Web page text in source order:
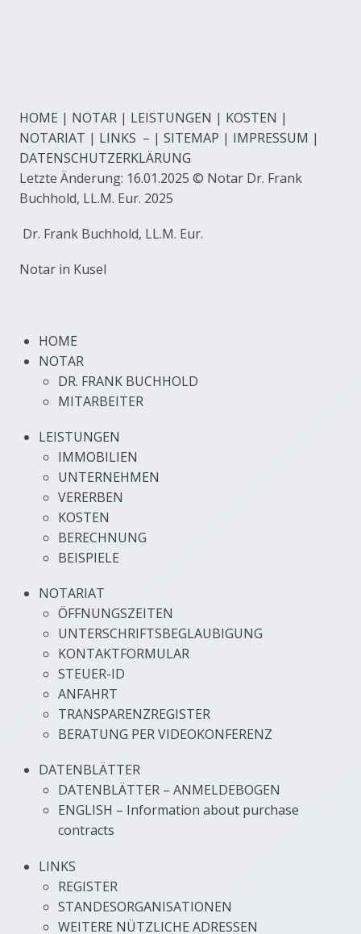
HOME | NOTAR | LEISTUNGEN | KOSTEN |
NOTARIAT | LINKS – | SITEMAP | IMPRESSUM |
DATENSCHUTZERKLÄRUNG
Letzte Änderung: 16.01.2025 © Notar Dr. Frank
Buchhold, LL.M. Eur. 2025
Dr. Frank Buchhold, LL.M. Eur.
Notar in Kusel
HOME
NOTAR
DR. FRANK BUCHHOLD
MITARBEITER
LEISTUNGEN
IMMOBILIEN
UNTERNEHMEN
VERERBEN
KOSTEN
BERECHNUNG
BEISPIELE
NOTARIAT
ÖFFNUNGSZEITEN
UNTERSCHRIFTSBEGLAUBIGUNG
KONTAKTFORMULAR
STEUER-ID
ANFAHRT
TRANSPARENZREGISTER
BERATUNG PER VIDEOKONFERENZ
DATENBLÄTTER
DATENBLÄTTER – ANMELDEBOGEN
ENGLISH – Information about purchase
contracts
LINKS
REGISTER
STANDES­ORGANI­SATIONEN
WEITERE NÜTZLICHE ADRESSEN